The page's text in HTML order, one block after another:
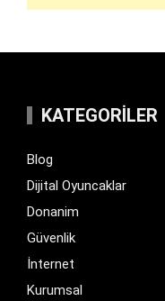
KATEGORILER
Blog
Dijital Oyuncaklar
Donanim
Güvenlik
İnternet
Kurumsal